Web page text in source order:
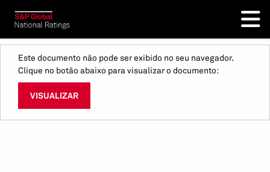
Este documento não pode ser exibido no seu navegador.
Clique no botão abaixo para visualizar o documento:
VISUALIZAR